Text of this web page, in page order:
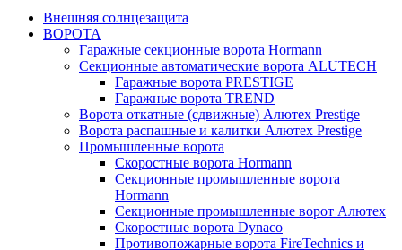
Внешняя солнцезащита
ВОРОТА
Гаражные секционные ворота Hormann
Секционные автоматические ворота ALUTECH
Гаражные ворота PRESTIGE
Гаражные ворота TREND
Ворота откатные (сдвижные) Алютех Prestige
Ворота распашные и калитки Алютех Prestige
Промышленные ворота
Скоростные ворота Hormann
Секционные промышленные ворота
Hormann
Секционные промышленные ворот Алютех
Скоростные ворота Dynaco
Противопожарные ворота FireTechnics и